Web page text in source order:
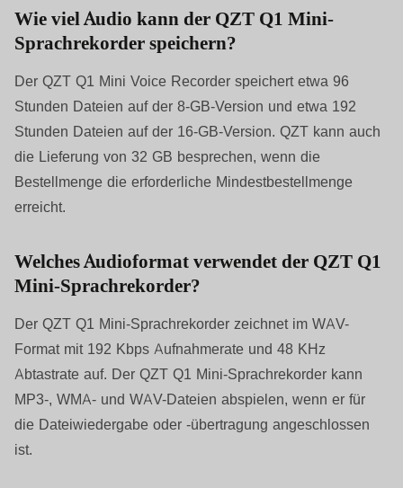
Wie viel Audio kann der QZT Q1 Mini-
Sprachrekorder speichern?
Der QZT Q1 Mini Voice Recorder speichert etwa 96
Stunden Dateien auf der 8-GB-Version und etwa 192
Stunden Dateien auf der 16-GB-Version. QZT kann auch
die Lieferung von 32 GB besprechen, wenn die
Bestellmenge die erforderliche Mindestbestellmenge
erreicht.
Welches Audioformat verwendet der QZT Q1
Mini-Sprachrekorder?
Der QZT Q1 Mini-Sprachrekorder zeichnet im WAV-
Format mit 192 Kbps Aufnahmerate und 48 KHz
Abtastrate auf. Der QZT Q1 Mini-Sprachrekorder kann
MP3-, WMA- und WAV-Dateien abspielen, wenn er für
die Dateiwiedergabe oder -übertragung angeschlossen
ist.